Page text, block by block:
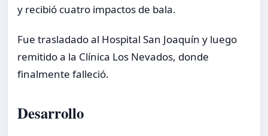
y recibió cuatro impactos de bala.
Fue trasladado al Hospital San Joaquín y luego
remitido a la Clínica Los Nevados, donde
finalmente falleció.
Desarrollo